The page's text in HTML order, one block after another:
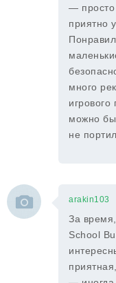
— просто
приятно
много
можно
не
arakin103
За
School